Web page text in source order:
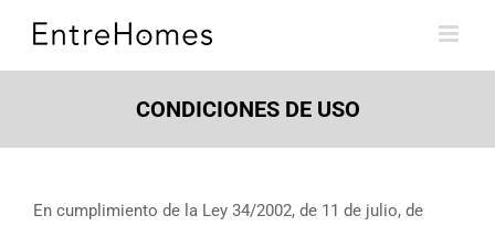
CONDICIONES DE USO
En cumplimiento de la Ley 34/2002, de 11 de julio, de